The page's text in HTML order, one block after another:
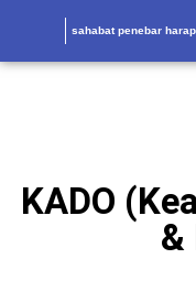
sahabat penebar
KADO
&